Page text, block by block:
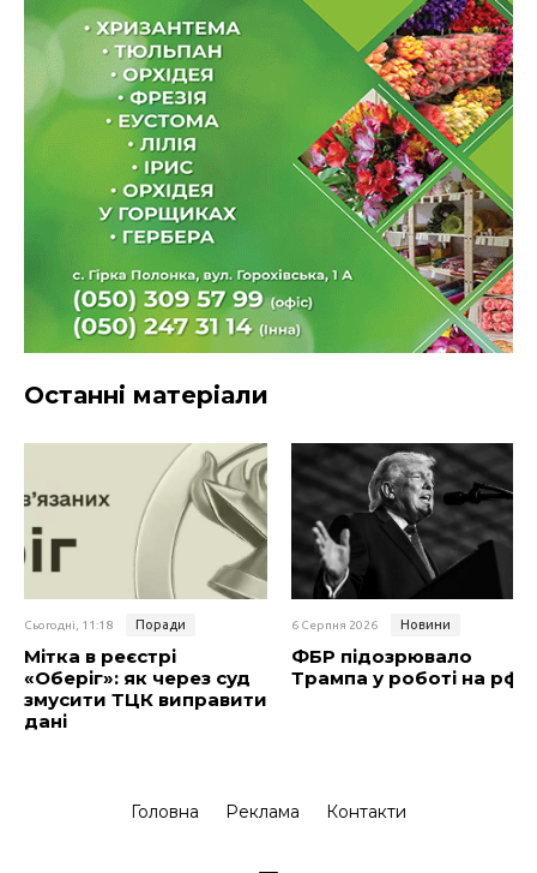
Останні матеріали
Сьогодні, 11:18 Поради
Мітка в реєстрі
«Оберіг»: як через суд
змусити ТЦК виправити
дані
6 Серпня 2026 Новини
ФБР підозрювало
Трампа у роботі на рф
Головна Реклама Контакти